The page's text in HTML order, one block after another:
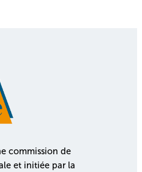
commission de
et initiée par la